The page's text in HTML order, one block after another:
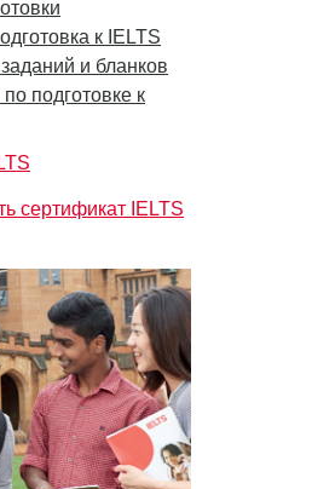
к IELTS
и бланков
подготовке к
сертификат IELTS